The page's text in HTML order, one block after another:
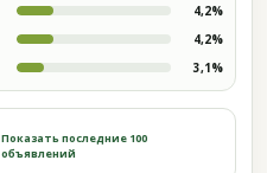
4,2%
4,2%
3,1%
Показать последние 100
объявлений